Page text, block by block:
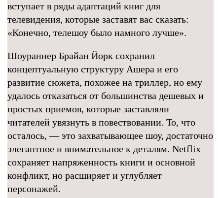
вступает в ряды адаптаций книг для
телевидения, которые заставят вас сказать:
«Конечно, телешоу было намного лучше».
Шоураннер Брайан Йорк сохранил
концептуальную структуру Ашера и его
развитие сюжета, похожее на триллер, но ему
удалось отказаться от большинства дешевых и
простых приемов, которые заставляли
читателей увязнуть в повествовании. То, что
осталось, — это захватывающее шоу, достаточно
элегантное и внимательное к деталям. Netflix
сохраняет напряженность книги и основной
конфликт, но расширяет и углубляет
персонажей.